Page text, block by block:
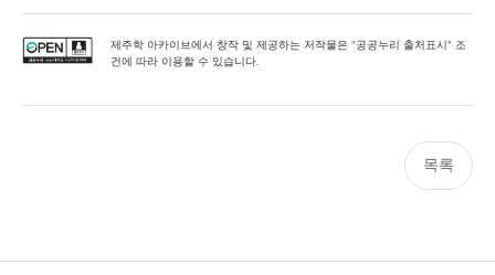
제주학 아카이브에서 창작 및 제공하는 저작물은 "공공누리 출처표시" 조
건에 따라 이용할 수 있습니다.
목록